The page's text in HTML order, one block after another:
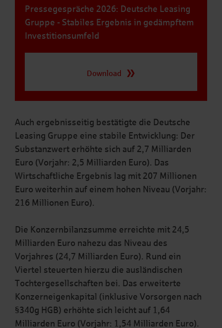
Pressegespräche 2026: Deutsche Leasing
Gruppe - Stabiles Ergebnis in gedämpftem
Investitionsumfeld
Download
Auch ergebnisseitig bestätigte die Deutsche
Leasing Gruppe eine stabile Entwicklung: Der
Substanzwert erhöhte sich auf 2,7 Milliarden
Euro (Vorjahr: 2,5 Milliarden Euro). Das
Wirtschaftliche Ergebnis lag mit 207 Millionen
Euro weiterhin auf einem hohen Niveau (Vorjahr:
216 Millionen Euro).
Die Konzernbilanzsumme erreichte mit 24,5
Milliarden Euro nahezu das Niveau des
Vorjahres (24,7 Milliarden Euro). Rund ein
Viertel steuerten hierzu die ausländischen
Tochtergesellschaften bei. Das erweiterte
Konzerneigenkapital (inklusive Vorsorgen nach
§340g HGB) erhöhte sich leicht auf 1,64
Milliarden Euro (Vorjahr: 1,54 Milliarden Euro).